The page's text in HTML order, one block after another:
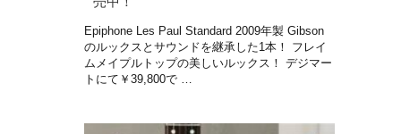
Epiphone Les Paul Standard 2009年製 Gibson
のルックスとサウンドを継承した1本！ フレイ
ムメイプルトップの美しいルックス！ デジマー
トにて￥39,800で …